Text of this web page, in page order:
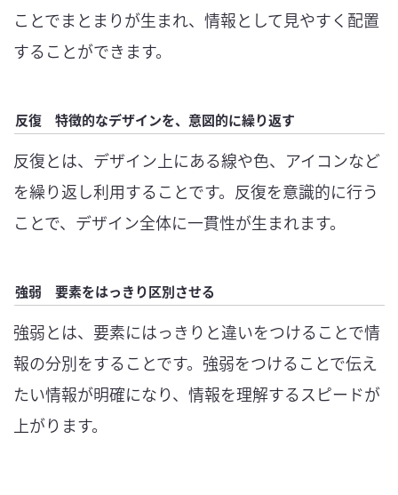
ことでまとまりが生まれ、情報として見やすく配置
することができます。
反復 特徴的なデザインを、意図的に繰り返す
反復とは、デザイン上にある線や色、アイコンなど
を繰り返し利用することです。反復を意識的に行う
ことで、デザイン全体に一貫性が生まれます。
強弱 要素をはっきり区別させる
強弱とは、要素にはっきりと違いをつけることで情
報の分別をすることです。強弱をつけることで伝え
たい情報が明確になり、情報を理解するスピードが
上がります。